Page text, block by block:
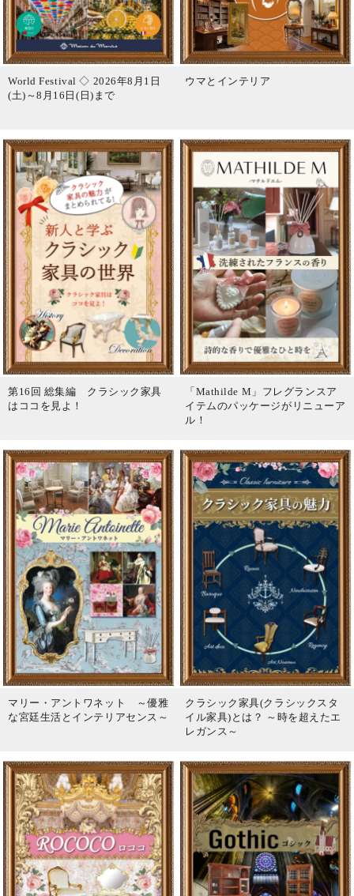
World Festival ◇ 2026年8月1日
(土)～8月16日(日)まで
ウマとインテリア
第16回 総集編 クラシック家具
はココを見よ！
「Mathilde M」フレグランスア
イテムのパッケージがリニューア
ル！
マリー・アントワネット ～優雅
な宮廷生活とインテリアセンス～
クラシック家具(クラシックスタ
イル家具)とは？ ～時を超えたエ
レガンス～